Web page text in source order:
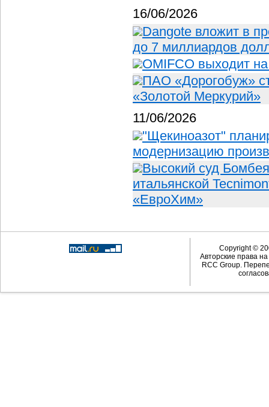
16/06/2026
Dangote вложит в
до 7 миллиардов
OMIFCO выходит
ПАО «Дорогобуж»
«Золотой Меркурий»
11/06/2026
"Щекиноазот"
модернизацию
Высокий суд
итальянской
«ЕвроХим»
Copyright ©
Авторские права
RCC Group.